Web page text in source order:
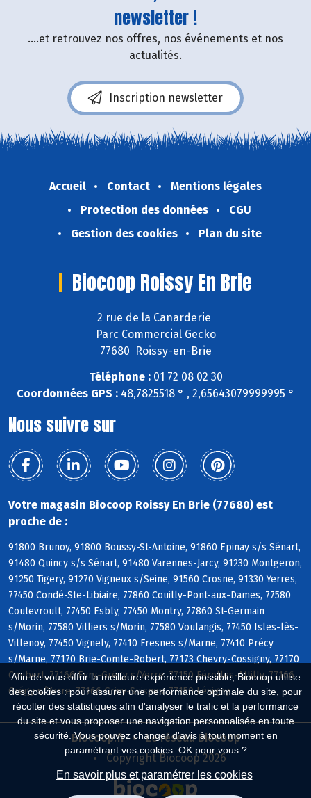
Afin de vous offrir la meilleure expérience possible, Biocoop utilise
des cookies : pour assurer une performance optimale du site, pour
récolter des statistiques afin d'analyser le trafic et la performance
du site et vous proposer une navigation personnalisée en toute
sécurité. Vous pouvez changer d'avis à tout moment en
paramétrant vos cookies. OK pour vous ?
En savoir plus et paramétrer les cookies
newsletter !
....et retrouvez nos offres, nos événements et nos
actualités.
Inscription newsletter
Accueil Contact
Mentions légales
Protection des données
CGU
Gestion des cookies
Plan du site
Biocoop Roissy En Brie
2 rue de la Canarderie
Parc Commercial Gecko
77680 Roissy-en-Brie
Téléphone :01 72 08 02 30
Coordonnées GPS : 48,7825518 ° , 2,65643079999995 °
Nous suivre sur
Votre magasin Biocoop Roissy En Brie (77680) est
proche de :
91800 Brunoy, 91800 Boussy-St-Antoine, 91860 Epinay s/s Sénart,
91480 Quincy s/s Sénart, 91480 Varennes-Jarcy, 91230 Montgeron,
91250 Tigery, 91270 Vigneux s/Seine, 91560 Crosne, 91330 Yerres,
77450 Condé-Ste-Libiaire, 77860 Couilly-Pont-aux-Dames, 77580
Coutevroult, 77450 Esbly, 77450 Montry, 77860 St-Germain
s/Morin, 77580 Villiers s/Morin, 77580 Voulangis, 77450 Isles-lès-
Villenoy, 77450 Vignely, 77410 Fresnes s/Marne, 77410 Précy
s/Marne, 77170 Brie-Comte-Robert, 77173 Chevry-Cossigny, 77170
Coubert, 77166 Evry-Grégy s/Yerre, 77150 Férolles-Attilly, 77166
Grégy s/Yerre, 77166 Grisy-Suisnes, 77150 Lésigny
Biocoop.fr
Le réseau Biocoop
Copyright Biocoop 2026